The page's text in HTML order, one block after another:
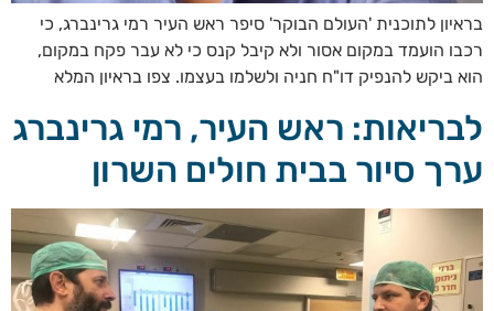
בראיון לתוכנית 'העולם הבוקר' סיפר ראש העיר רמי גרינברג, כי
רכבו הועמד במקום אסור ולא קיבל קנס כי לא עבר פקח במקום,
הוא ביקש להנפיק דו"ח חניה ולשלמו בעצמו. צפו בראיון המלא
לבריאות: ראש העיר, רמי גרינברג
ערך סיור בבית חולים השרון